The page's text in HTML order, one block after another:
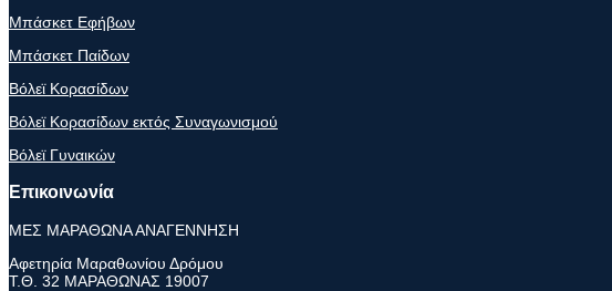
Μπάσκετ Εφήβων
Μπάσκετ Παίδων
Βόλεϊ Κορασίδων
Βόλεϊ Κορασίδων εκτός Συναγωνισμού
Βόλεϊ Γυναικών
Επικοινωνία
ΜΕΣ ΜΑΡΑΘΩΝΑ ΑΝΑΓΕΝΝΗΣΗ
Αφετηρία Μαραθωνίου Δρόμου
Τ.Θ. 32 ΜΑΡΑΘΩΝΑΣ 19007